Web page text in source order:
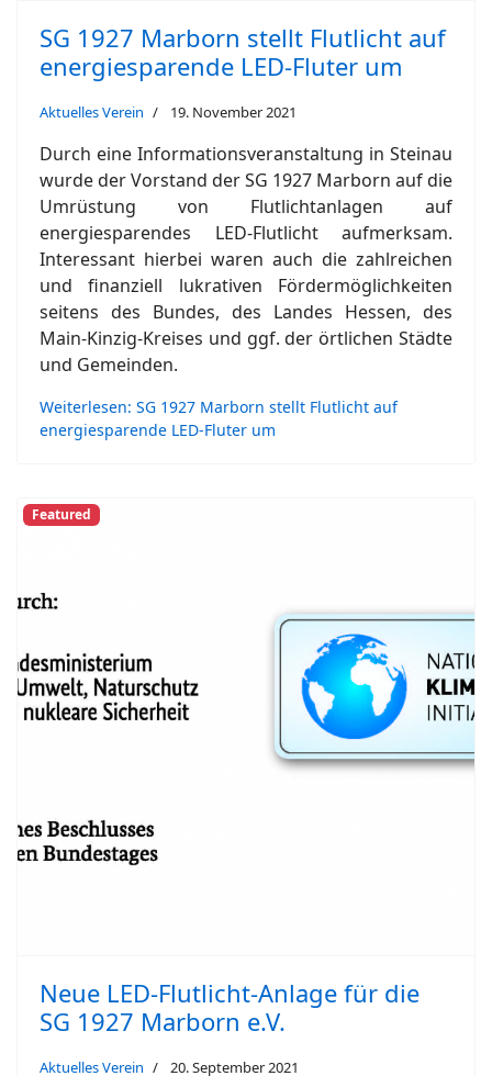
SG 1927 Marborn stellt Flutlicht auf
energiesparende LED-Fluter um
Aktuelles Verein 19. November 2021
Durch eine Informationsveranstaltung in Steinau
wurde der Vorstand der SG 1927 Marborn auf die
Umrüstung von Flutlichtanlagen auf
energiesparendes LED-Flutlicht aufmerksam.
Interessant hierbei waren auch die zahlreichen
und finanziell lukrativen Fördermöglichkeiten
seitens des Bundes, des Landes Hessen, des
Main-Kinzig-Kreises und ggf. der örtlichen Städte
und Gemeinden.
Weiterlesen: SG 1927 Marborn stellt Flutlicht auf
energiesparende LED-Fluter um
Featured
Neue LED-Flutlicht-Anlage für die
SG 1927 Marborn e.V.
Aktuelles Verein 20. September 2021